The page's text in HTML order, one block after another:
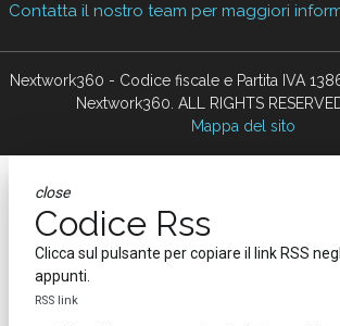
Contatta il nostro team per maggiori
Nextwork360 - Codice fiscale e Partita IVA
Nextwork360. ALL RIGHTS
Mappa del sito
close
Codice Rss
Clicca sul pulsante per copiare il link RSS
appunti.
RSS link